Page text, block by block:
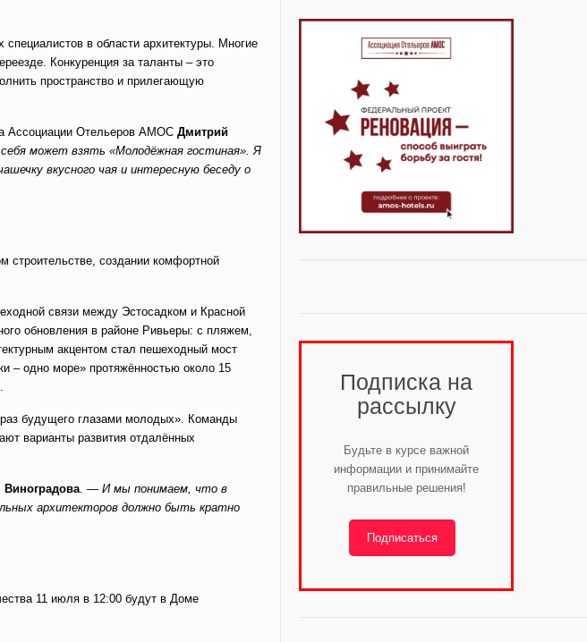
в области архитектуры. Многие
Конкуренция за таланты – это
пространство и прилегающую
Ассоциации Отельеров АМОСДмитрий
может взять «Молодёжная гостиная». Я
вкусного чая и интересную беседу о
строительстве, создании комфортной
связи между Эстосадком и Красной
обновления в районе Ривьеры: с пляжем,
акцентом стал пешеходный мост
– одно море» протяжённостью около 15
будущего глазами молодых». Команды
варианты развития отдалённых
Виноградова. — И мы понимаем, что в
архитекторов должно быть кратно
11 июля в 12:00 будут в Доме
Подписка на
рассылку
Будьте в курсе важной
информации и принимайте
правильные решения!
Подписаться